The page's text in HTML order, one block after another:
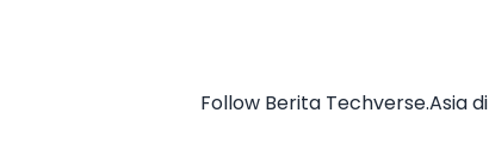
Follow Berita Techverse.Asia di